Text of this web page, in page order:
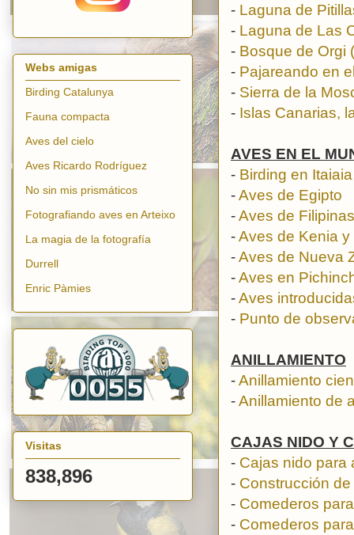
- Laguna de
- Laguna de Las
- Bosque de Orgi
- Pajareando en
- Sierra de la
- Islas Canarias,
AVES EN EL
- Birding en
-Aves de Egipto
-Aves de Filipinas
-Aves de Kenia y
-Aves de Nueva
-Aves en
-Aves
- Punto de
ANILLAMIENTO
-Anillamiento
-Anillamiento de
CAJAS NIDO Y
- Cajas nido para
- Construcción
- Comederos
- Comederos
Webs amigas
Birding Catalunya
Fauna compacta
Aves del cielo
Aves Ricardo Rodríguez
No sin mis prismáticos
Fotografiando aves en Arteixo
La magia de la fotografía
Durrell
Enric Pàmies
Visitas
838,896